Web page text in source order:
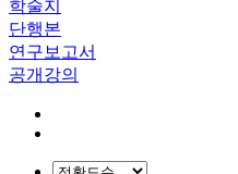
학술지
단행본
연구보고서
공개강의